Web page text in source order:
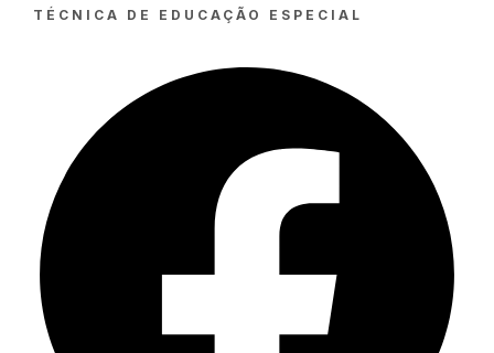
TÉCNICA DE EDUCAÇÃO ESPECIAL